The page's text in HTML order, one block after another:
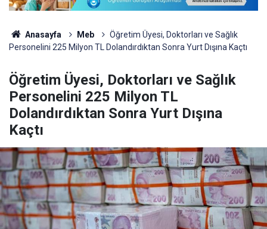
Anasayfa Meb
Öğretim Üyesi, Doktorları ve Sağlık
Personelini 225 Milyon TL Dolandırdıktan Sonra Yurt Dışına Kaçtı
Öğretim Üyesi, Doktorları ve Sağlık
Personelini 225 Milyon TL
Dolandırdıktan Sonra Yurt Dışına
Kaçtı